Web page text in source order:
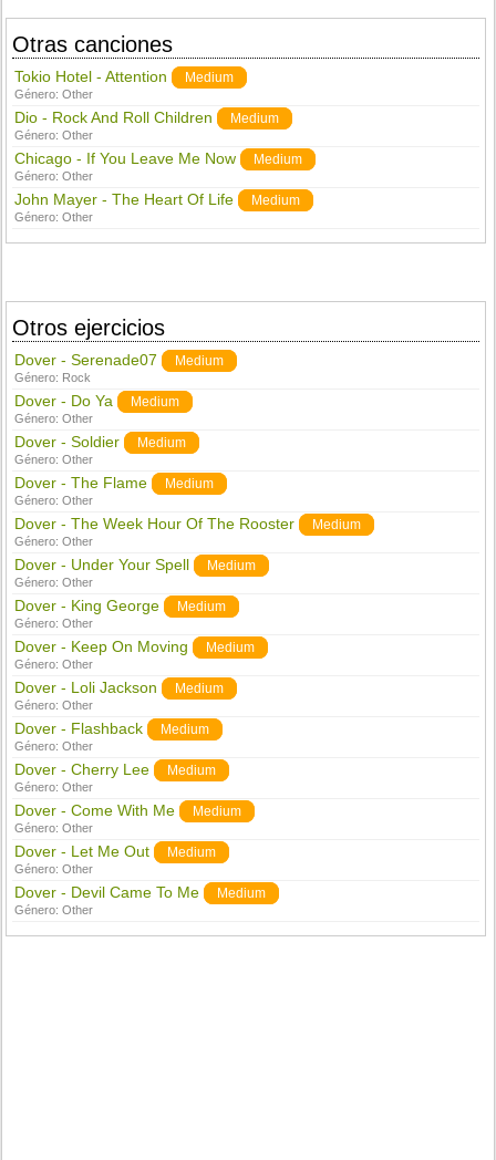
Otras canciones
Tokio Hotel - Attention Medium
Género:Other
Dio - Rock And Roll Children Medium
Género:Other
Chicago - If You Leave Me Now Medium
Género:Other
John Mayer - The Heart Of Life Medium
Género:Other
Otros ejercicios
Dover - Serenade07 Medium
Género: Rock
Dover - Do Ya Medium
Género:Other
Dover - Soldier Medium
Género:Other
Dover - The Flame Medium
Género:Other
Dover - The Week Hour Of The Rooster Medium
Género:Other
Dover - Under Your Spell Medium
Género:Other
Dover - King George Medium
Género:Other
Dover - Keep On Moving Medium
Género:Other
Dover - Loli Jackson Medium
Género:Other
Dover - Flashback Medium
Género:Other
Dover - Cherry Lee Medium
Género:Other
Dover - Come With Me Medium
Género:Other
Dover - Let Me Out Medium
Género:Other
Dover - Devil Came To Me Medium
Género:Other